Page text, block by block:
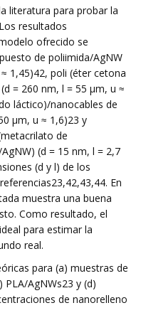
literatura para probar la
resultados
ofrecido se
de poliimida/AgNW
1,45)42, poli (éter cetona
= 260 nm, l = 55 μm, u ≈
láctico)/nanocables de
μm, u ≈ 1,6)23 y
de
(d = 15 nm, l = 2,7
(d y l) de los
En
muestra una buena
Como resultado, el
para estimar la
real.
para (a) muestras de
PLA/AgNWs23 y (d)
de nanorelleno